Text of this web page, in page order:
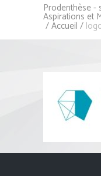
Prodenthèse -
Aspirations et
/Accueil /